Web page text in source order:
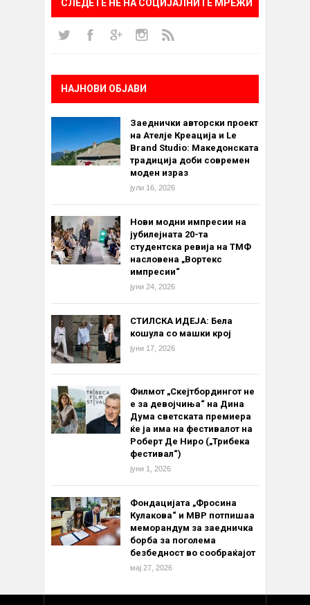
СЛЕДЕТЕ НÈ НА СОЦИЈАЛНИТЕ МРЕЖИ
НАЈНОВИ ОБЈАВИ
Заеднички авторски проект
на Ателје Креација и Le
Brand Studio: Македонската
традиција доби современ
моден израз
јули 16, 2026
Нови модни импресии на
јубилејната 20-та
студентска ревија на ТМФ
насловена „Вортекс
импресии“
јуни 24, 2026
СТИЛСКА ИДЕЈА: Бела
кошула со машки крој
јуни 17, 2026
Филмот „Скејтбордингот не
е за девојчиња“ на Дина
Дума светската премиера
ќе ја има на фестивалот на
Роберт Де Ниро („Трибека
фестивал“)
јуни 1, 2026
Фондацијата „Фросина
Кулакова“ и МВР потпишаа
меморандум за заедничка
борба за поголема
безбедност во сообраќајот
мај 27, 2026